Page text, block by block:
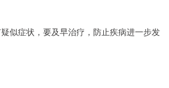
似症状，要及早治疗，防止疾病进一步发